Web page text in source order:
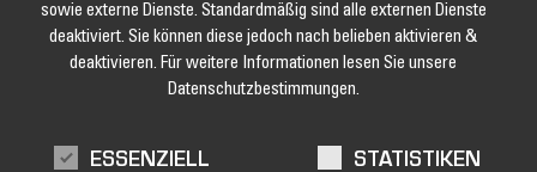
Aktionen mehr verpassen!
sowie externe Dienste. Standardmäßig sind alle externen Dienste
deaktiviert. Sie können diese jedoch nach belieben aktivieren &
deaktivieren. Für weitere Informationen lesen Sie unsere
Datenschutzbestimmungen.
ESSENZIELL STATISTIKEN